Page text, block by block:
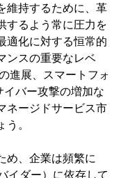
維持するために、革
するよう常に圧力を
適化に対する恒常的
ンスの重要なレベ
進展、スマートフォ
バー攻撃の増加な
ネージドサービス市
。
め、企業は頻繁に
イダー）に依存して